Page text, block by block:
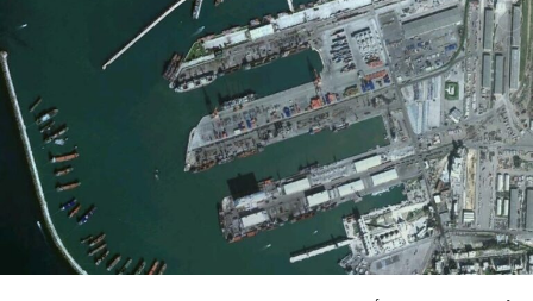
زيارة تأتي في إطار الجهود الدبلوماسية المكثفة التي تبذلها
واشنطن للدفع بالمفاوضات والتوصل إلى اتفاق لوقف لإطلاق
النار في غزة.
ويبدو أن نتنياهو استبق زيارة بلينكن لإسرائيل بالتأكيد على أن
الضغوط يجب أن تتوجه إلى حماس، وليس على حكومته.
كما وقال بيان من مكتب نتنياهو إنه مصر على بقاء القوات
الإسرائيلية في محور فيلادلفيا “لمنع الإرهابيين من إعادة
التسلح”.